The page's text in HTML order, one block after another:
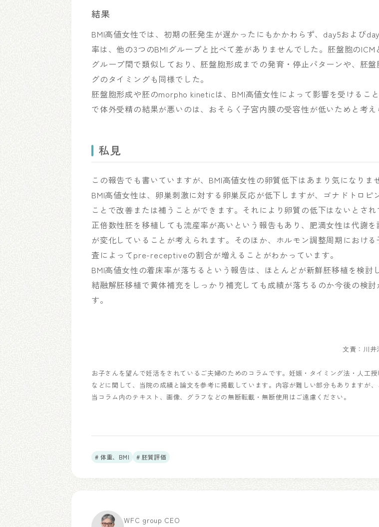
結果
BMI高値女性では、初期の胚発生が遅かったにもかかわらず、day5および
率は、他の3つのBMIグループと比べて差がありませんでした。胚盤胞の
グループ間で類似しており、胚盤胞形成までの発育・停止パターンや、胚
グのタイミングも同様でした。
胚盤胞形成や胚のmorpho kineticは、BMI高値女性によって影響を受けるこ
で体外受精の結果が悪いのは、おそらく子宮内膜の受容性が低いためと考え
私見
この報告でも書いていますが、BMI高値女性の卵質低下はあまり気になりま
BMI高値女性は、卵巣刺激に対する卵巣反応が低下しますが、ゴナドトロピ
ことで改善または補うことができます。それにより卵質の低下はないとされ
正倍数性胚を移植しても流産率が高いという報告もあり、肥満女性は代謝
が変化していることが考えられます。そのほか、ホルモン調整周期におけ
査によってpre-receptiveの割合が増えることがわかっています。
BMI高値女性の着床率が落ちるという報告は、ほとんどが新鮮胚移植を検討
結融解胚移植で黄体補充をしっかり補充しても成績が落ちるのか今後の検
す。
文責：川井
お子さんを望んで妊活をされているご夫婦のためのコラムです。妊娠・タイミング法・人工
などに関して、当院の成績と論文を参考に掲載しています。内容が難しい部分もありますが、
当コラム内のテキスト、画像、グラフなどの無断転載・無断使用はご遠慮ください。
# 体重、BMI # 胚質評価
WFC group CEO